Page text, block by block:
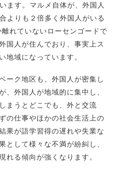
ます。マルメ自体が、外国人
よりも２倍多く外国人がいる
れていないローセンゴードで
国人が住んでおり、事実上ス
地域になっています。
ーク地区も、外国人が密集し
、外国人が地域的に集中し、
まうとどこでも、外と交流
の仕事やほかの社会生活上の
果が語学習得の遅れや失業な
として様々な不満が紛糾し、
れる傾向が強くなります。